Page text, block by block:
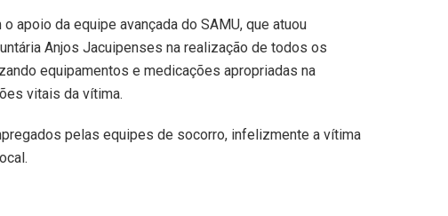
apoio da equipe avançada do SAMU, que atuou
Anjos Jacuipenses na realização de todos os
equipamentos e medicações apropriadas na
vitais da vítima.
pelas equipes de socorro, infelizmente a vítima